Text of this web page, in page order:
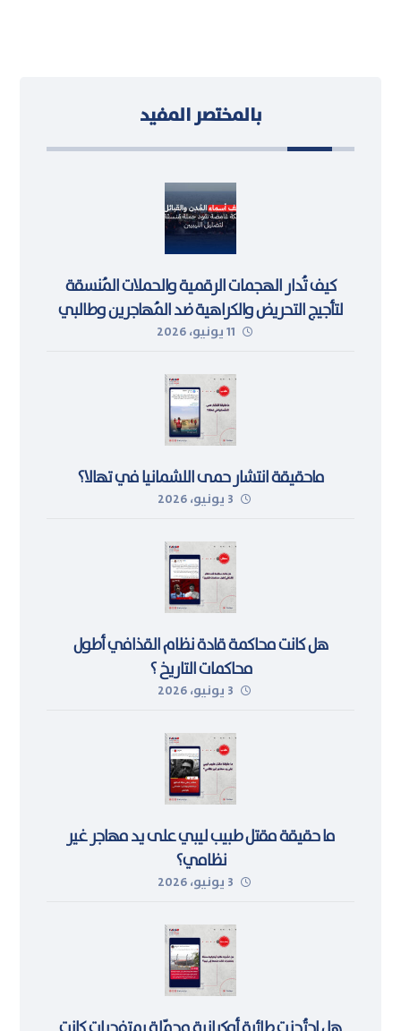
بالمختصر المفيد
كيف تُدار الهجمات الرقمية والحملات المُنسقة
لتأجيج التحريض والكراهية ضد المُهاجرين وطالبي
اللجوء في ليبيا
11 يونيو، 2026
ماحقيقة انتشار حمى اللشمانيا في تهالا؟
3 يونيو، 2026
هل كانت محاكمة قادة نظام القذافي أطول
محاكمات التاريخ ؟
3 يونيو، 2026
ما حقيقة مقتل طبيب ليبي على يد مهاجر غير
نظامي؟
3 يونيو، 2026